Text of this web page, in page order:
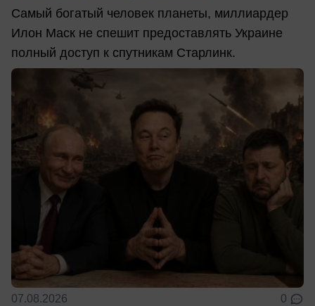
Самый богатый человек планеты, миллиардер
Илон Маск не спешит предоставлять Украине
полный доступ к спутникам Старлинк.
07.08.2026 0